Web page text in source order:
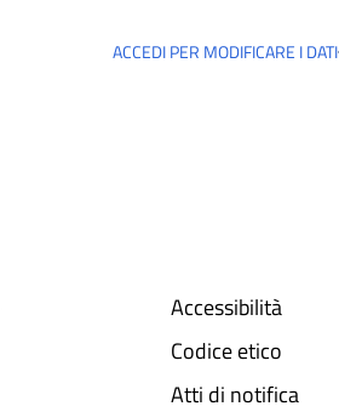
ACCEDI PER MODIFICARE I DATI
Accessibilità
Codice etico
Atti di notifica